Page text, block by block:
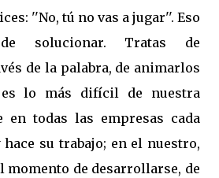
''No, tú no vas a jugar''. Eso
solucionar. Tratas de
de la palabra, de animarlos
lo más difícil de nuestra
en todas las empresas cada
su trabajo; en el nuestro,
momento de desarrollarse, de